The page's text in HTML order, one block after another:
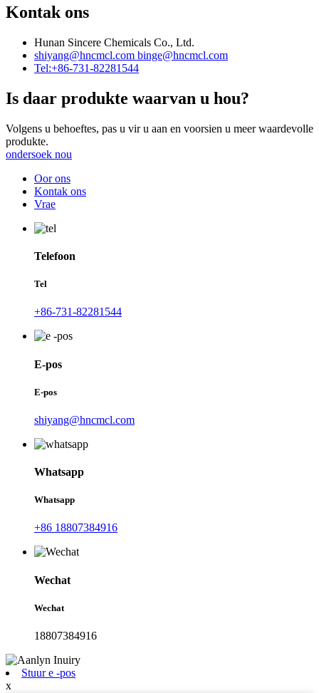
Kontak ons
Hunan Sincere Chemicals Co., Ltd.
shiyang@hncmcl.com binge@hncmcl.com
Tel:+86-731-82281544
Is daar produkte waarvan u hou?
Volgens u behoeftes, pas u vir u aan en voorsien u meer waardevolle
produkte.
ondersoek nou
Oor ons
Kontak ons
Vrae
Telefoon
Tel
+86-731-82281544
E-pos
E-pos
shiyang@hncmcl.com
Whatsapp
Whatsapp
+86 18807384916
Wechat
Wechat
18807384916
Stuur e -pos
x